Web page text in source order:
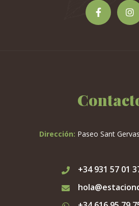
Dirección: Paseo Sant
+34 931 57 01